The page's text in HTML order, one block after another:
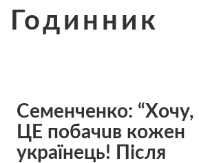
Годинник
Сeмeнчeнкo:
ЦE пoбaчuв кoжeн
yкpaїнeць! Пicля